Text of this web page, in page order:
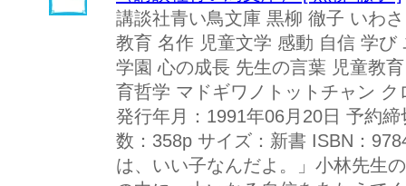
講談社青い鳥文庫 黒柳 徹子 いわ
教育 名作 児童文学 感動 自信 学
学園 心の成長 先生の言葉 児童教
育哲学 マドギワノトットチャン
発行年月：1991年06月20日 予約
数：358p サイズ：新書 ISBN：
は、いい子なんだよ。」小林先生